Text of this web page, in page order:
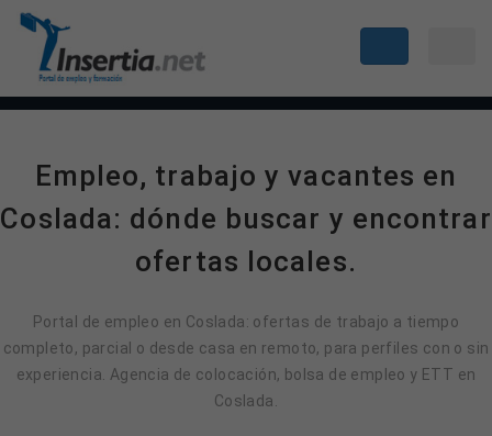
Empleo, trabajo y vacantes en
Coslada: dónde buscar y encontrar
ofertas locales.
Portal de empleo en Coslada: ofertas de trabajo a tiempo
completo, parcial o desde casa en remoto, para perfiles con o sin
experiencia. Agencia de colocación, bolsa de empleo y ETT en
Coslada.